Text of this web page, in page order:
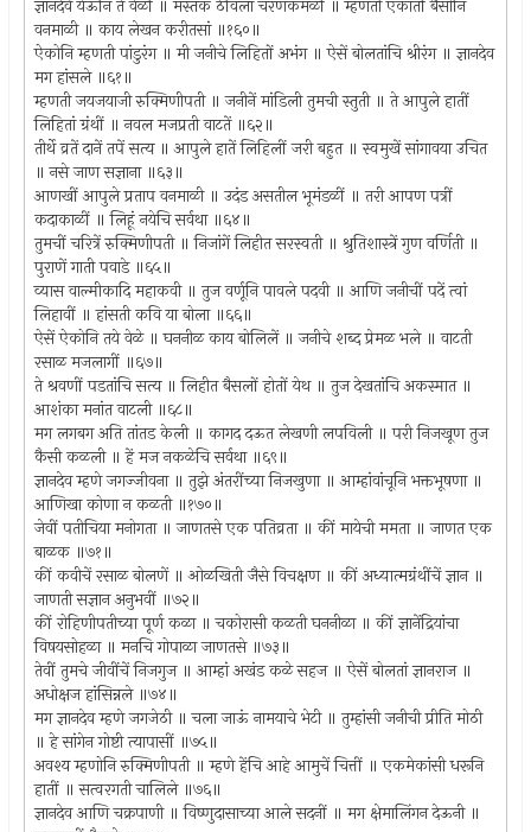
ज्ञानदेवें येऊनि ते वेळीं ॥ मस्तक ठेविला चरणकमळीं ॥ म्हणती एकांतीं बैसोनि
वनमाळी ॥ काय लेखन करीतसां ॥१६०॥
ऐकोनि म्हणती पांडुरंग ॥ मी जनीचे लिहितों अभंग ॥ ऐसें बोलतांचि श्रीरंग ॥ ज्ञानदेव
मग हांसले ॥६१॥
म्हणती जयजयाजी रुक्मिणीपती ॥ जनीनें मांडिली तुमची स्तुती ॥ ते आपुले हातीं
लिहितां ग्रंथीं ॥ नवल मजप्रती वाटतें ॥६२॥
तीर्थे व्रतें दानें तपें सत्य ॥ आपुले हातें लिहिलीं जरी बहुत ॥ स्वमुखें सांगावया उचित
॥ नसे जाण सज्ञाना ॥६३॥
आणखीं आपुले प्रताप वनमाळी ॥ उदंड असतील भूमंडळीं ॥ तरी आपण पत्रीं
कदाकाळीं ॥ लिहूं नयेचि सर्वथा ॥६४॥
तुमचीं चरित्रें रुक्मिणीपती ॥ निजांगें लिहीत सरस्वती ॥ श्रुतिशास्त्रें गुण वर्णिती ॥
पुराणें गाती पवाडे ॥६५॥
व्यास वाल्मीकादि महाकवी ॥ तुज वर्णूनि पावले पदवी ॥ आणि जनीचीं पदें त्वां
लिहावीं ॥ हांसती कवि या बोला ॥६६॥
ऐसें ऐकोनि तये वेळे ॥ घननीळ काय बोलिलें ॥ जनीचे शब्द प्रेमळ भले ॥ वाटती
रसाळ मजलागीं ॥६७॥
ते श्रवणीं पडतांचि सत्य ॥ लिहीत बैसलों होतों येथ ॥ तुज देखतांचि अकस्मात ॥
आशंका मनांत वाटली ॥६८॥
मग लगबग अति तांतड केली ॥ कागद दऊत लेखणी लपविली ॥ परी निजखूण तुज
कैसी कळली ॥ हें मज नकळेचि सर्वथा ॥६९॥
ज्ञानदेव म्हणे जगज्जीवना ॥ तुझे अंतरींच्या निजखुणा ॥ आम्हांवांचूनि भक्तभूषणा ॥
आणिखा कोणा न कळती ॥१७०॥
जेवीं पतीचिया मनोगता ॥ जाणतसे एक पतिव्रता ॥ कीं मायेची ममता ॥ जाणत एक
बाळक ॥७१॥
कीं कवीचें रसाळ बोलणें ॥ ओळखिती जैसे विचक्षण ॥ कीं अध्यात्मग्रंथींचें ज्ञान ॥
जाणती सज्ञान अनुभवीं ॥७२॥
कीं रोहिणीपतीच्या पूर्ण कळा ॥ चकोरासी कळती घननीळा ॥ कीं ज्ञानेंद्रियांचा
विषयसोहळा ॥ मनचि गोपाळा जाणतसे ॥७३॥
तेवीं तुमचे जीवींचें निजगुज ॥ आम्हां अखंड कळे सहज ॥ ऐसें बोलतां ज्ञानराज ॥
अधोक्षज हांसिन्नले ॥७४॥
मग ज्ञानदेव म्हणे जगजेठी ॥ चला जाऊं नामयाचे भेटी ॥ तुम्हांसी जनीची प्रीति मोठी
॥ हे सांगेन गोष्टी त्यापासीं ॥७५॥
अवश्य म्हणोनि रुक्मिणीपती ॥ म्हणे हेंचि आहे आमुचें चित्तीं ॥ एकमेकांसी धरूनि
हातीं ॥ सत्वरगती चालिले ॥७६॥
ज्ञानदेव आणि चक्रपाणी ॥ विष्णुदासाच्या आले सदनीं ॥ मग क्षेमालिंगन देऊनी ॥